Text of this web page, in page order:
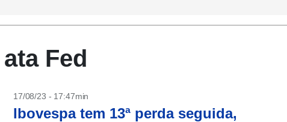
Fed
17/08/23 - 17:47min
Ibovespa tem 13ª perda seguida,